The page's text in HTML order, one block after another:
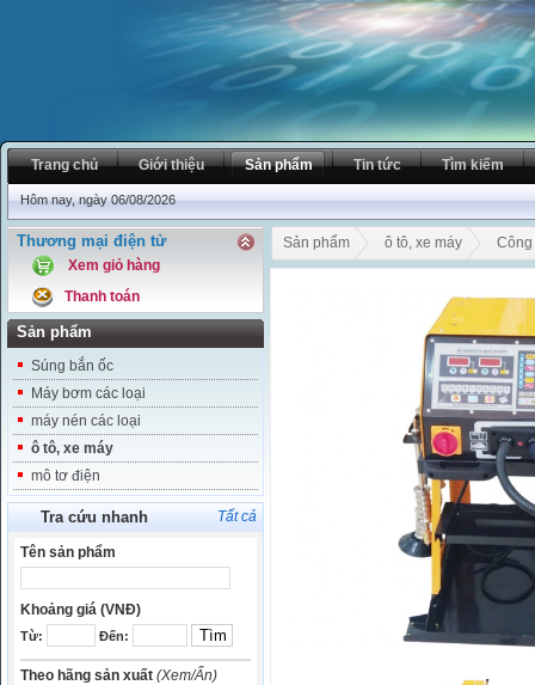
Trang chủ Giới thiệu Sản phẩm Tin tức Tìm kiếm
Hôm nay, ngày 06/08/2026
Thương mại điện tử
Xem giỏ hàng
Thanh toán
Sản phẩm
Súng bắn ốc
Máy bơm các loại
máy nén các loại
ô tô, xe máy
mô tơ điện
Tra cứu nhanh Tất cả
Tên sản phẩm
Khoảng giá (VNĐ)
Từ: Đến:
Theo hãng sản xuất (Xem/Ẩn)
Sản phẩm ô tô, xe máy Công